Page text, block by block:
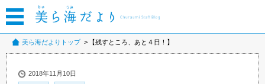
美ら海だよりトップ 【残すところ、あと４日！】
2018年11月10日